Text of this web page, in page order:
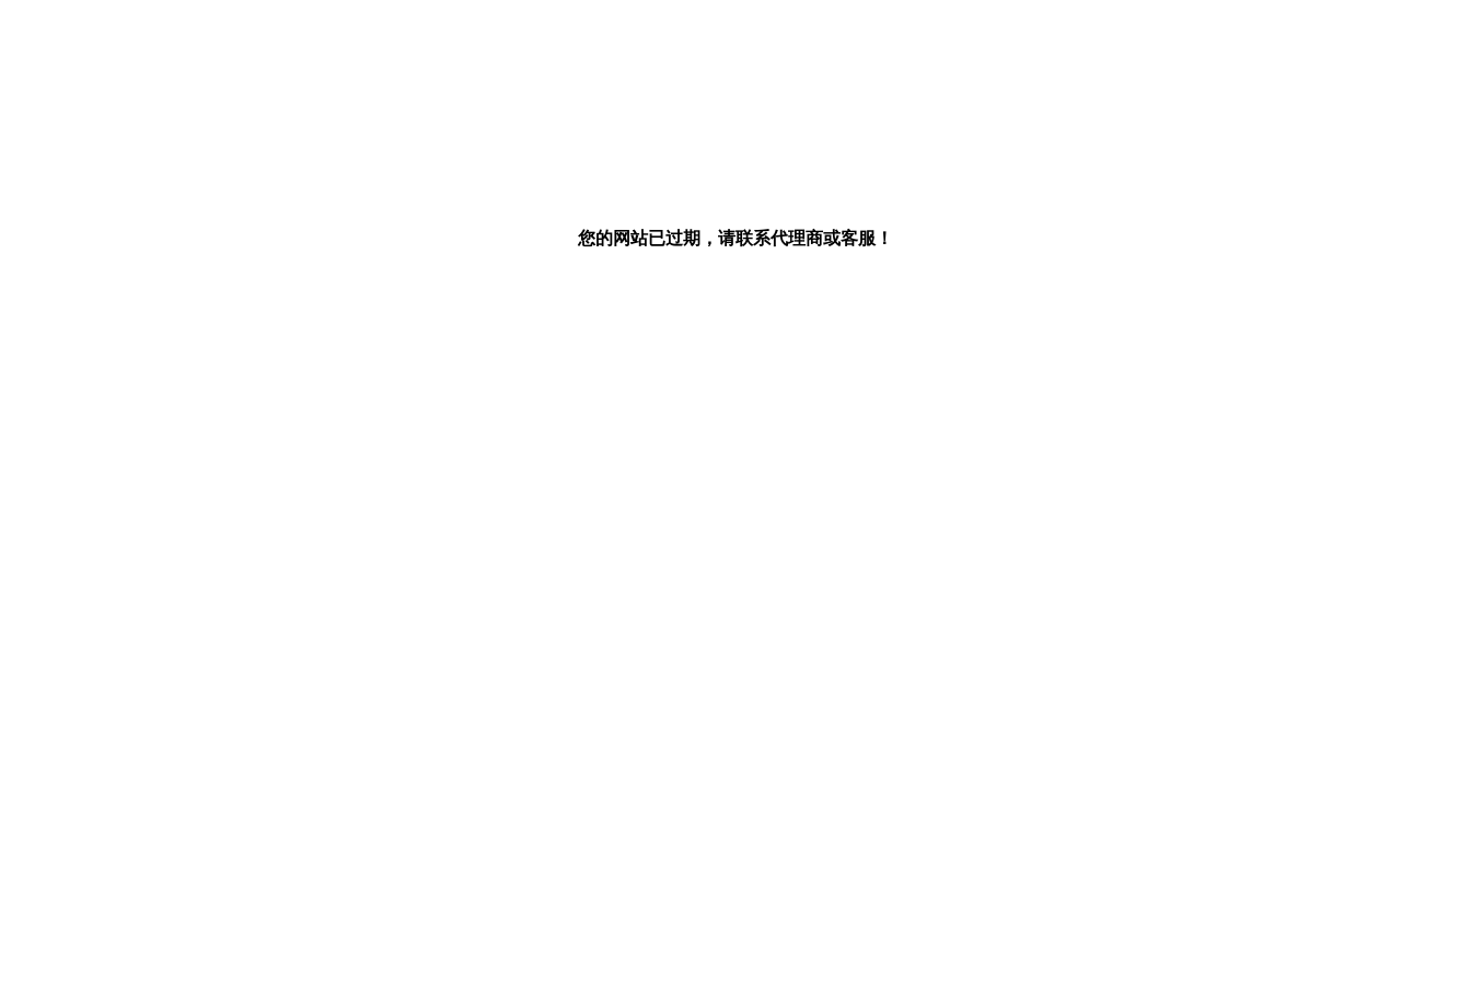
您的网站已过期，请联系代理商或客服！